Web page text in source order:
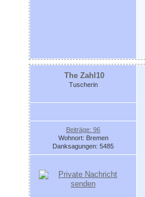
The Zahl10
Tuscherin
Beiträge: 96
Wohnort: Bremen
Danksagungen: 5485